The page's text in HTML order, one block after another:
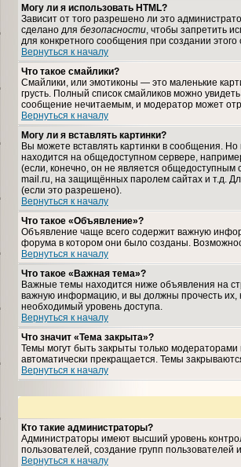
Могу ли я использовать HTML?
Зависит от того разрешено ли это
сделано для безопасности, чтобы запретить
для конкретного сообщения при создании
Вернуться к началу
Что такое смайлики?
Смайлики, или эмотиконы — это маленькие
грусть. Полный список смайликов можно
сообщение нечитаемым, и модератор может
Вернуться к началу
Могу ли я вставлять картинки?
Вы можете вставлять картинки в сообщения.
находится на общедоступном сервере,
(если, конечно, он не является общедоступным
mail.ru, на защищённых паролем сайтах и т.д.
(если это разрешено).
Вернуться к началу
Что такое «Объявление»?
Объявление чаще всего содержит важную
форума в котором они было созданы.
Вернуться к началу
Что такое «Важная тема»?
Важные темы находится ниже объявления на
важную информацию, и вы должны прочесть их,
необходимый уровень доступа.
Вернуться к началу
Что значит «Тема закрыта»?
Темы могут быть закрыты только
автоматически прекращается. Темы
Вернуться к началу
Кто такие администраторы?
Администраторы имеют высший уровень
пользователей, создание групп
Вернуться к началу